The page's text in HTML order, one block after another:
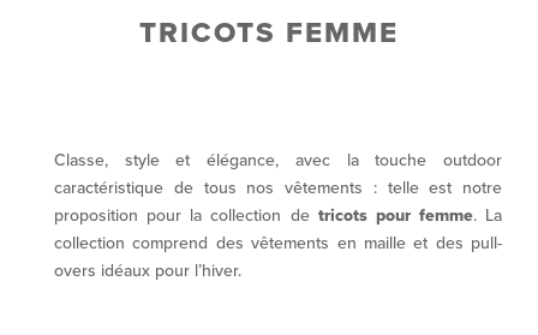
TRICOTS FEMME
Classe, style et élégance, avec la touche outdoor
caractéristique de tous nos vêtements : telle est notre
proposition pour la collection de tricots pour femme. La
collection comprend des vêtements en maille et des pull-
overs idéaux pour l’hiver.